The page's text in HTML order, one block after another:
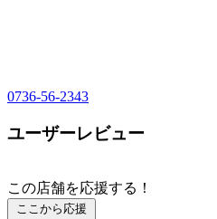
0736-56-2343
ユーザーレビュー
この店舗を応援する！
ここから応援